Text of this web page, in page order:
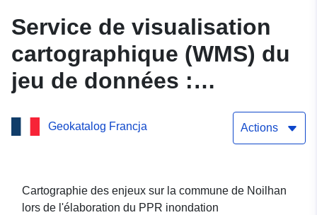
Service de visualisation
cartographique (WMS) du
jeu de données :
Geokatalog Francja Actions
Cartographie des enjeux sur la commune de Noilhan
lors de l'élaboration du PPR inondation